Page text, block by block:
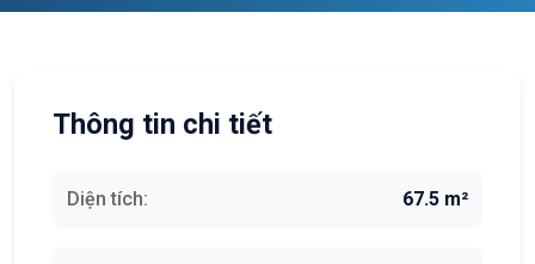
Thông tin chi tiết
Diện tích: 67.5 m²